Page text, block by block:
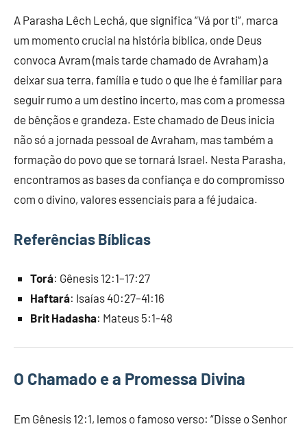
A Parasha Lêch Lechá, que significa “Vá por ti”, marca
um momento crucial na história bíblica, onde Deus
convoca Avram (mais tarde chamado de Avraham) a
deixar sua terra, família e tudo o que lhe é familiar para
seguir rumo a um destino incerto, mas com a promessa
de bênçãos e grandeza. Este chamado de Deus inicia
não só a jornada pessoal de Avraham, mas também a
formação do povo que se tornará Israel. Nesta Parasha,
encontramos as bases da confiança e do compromisso
com o divino, valores essenciais para a fé judaica.
Referências Bíblicas
Torá: Gênesis 12:1–17:27
Haftará: Isaías 40:27–41:16
Brit Hadasha: Mateus 5:1-48
O Chamado e a Promessa Divina
Em Gênesis 12:1, lemos o famoso verso: “Disse o Senhor